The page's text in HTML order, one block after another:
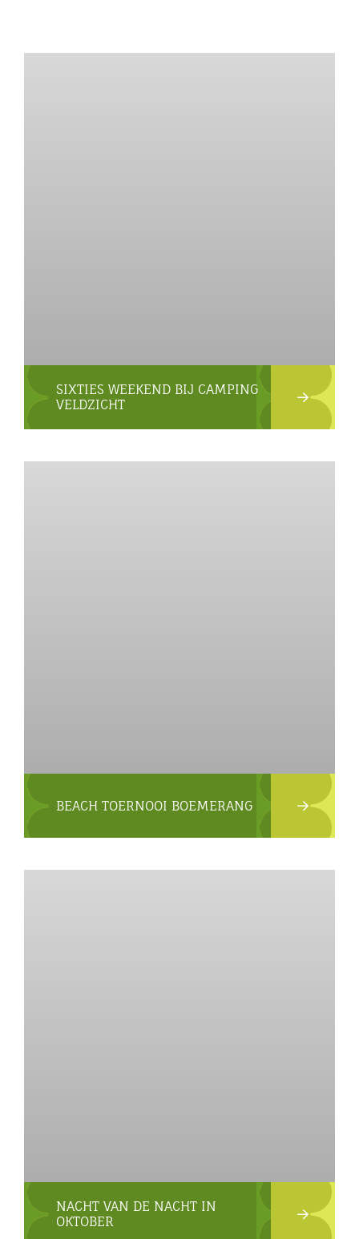
SIXTIES WEEKEND BIJ CAMPING
VELDZICHT
BEACH TOERNOOI BOEMERANG
NACHT VAN DE NACHT IN
OKTOBER